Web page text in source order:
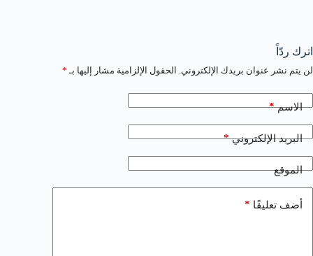
اترك ردّاً
لن يتم نشر عنوان بريدك الإلكتروني. الحقول الإلزامية مشار إليها بـ *
الاسم*
البريد الإلكتروني*
الموقع
أضف تعليقًا *